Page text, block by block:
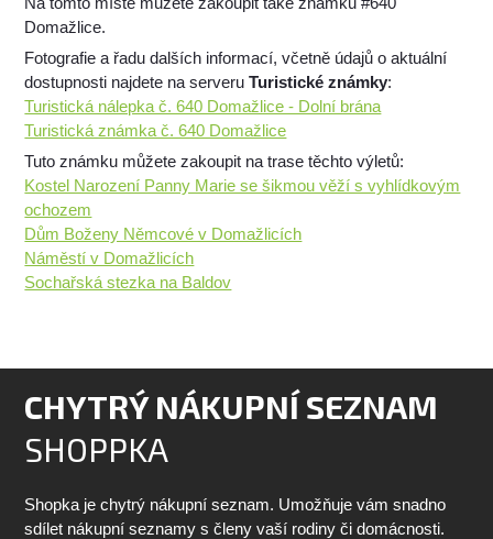
Domažlice.
Fotografie a řadu dalších informací, včetně údajů o aktuální
dostupnosti najdete na serveruTuristické známky:
Turistická nálepka č. 640 Domažlice - Dolní brána
Turistická známka č. 640 Domažlice
Tuto známku můžete zakoupit na trase těchto výletů:
Kostel Narození Panny Marie se šikmou věží s vyhlídkovým
ochozem
Dům Boženy Němcové v Domažlicích
Náměstí v Domažlicích
Sochařská stezka na Baldov
CHYTRÝ NÁKUPNÍ SEZNAM
SHOPPKA
Shopka je chytrý nákupní seznam. Umožňuje vám snadno
sdílet nákupní seznamy s členy vaší rodiny či domácnosti.